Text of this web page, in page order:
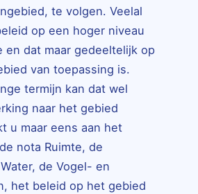
te volgen. Veelal
op een hoger niveau
en dat maar gedeeltelijk op
van toepassing is.
termijn kan dat wel
naar het gebied
u maar eens aan het
nota Ruimte, de
de Vogel- en
het beleid op het gebied